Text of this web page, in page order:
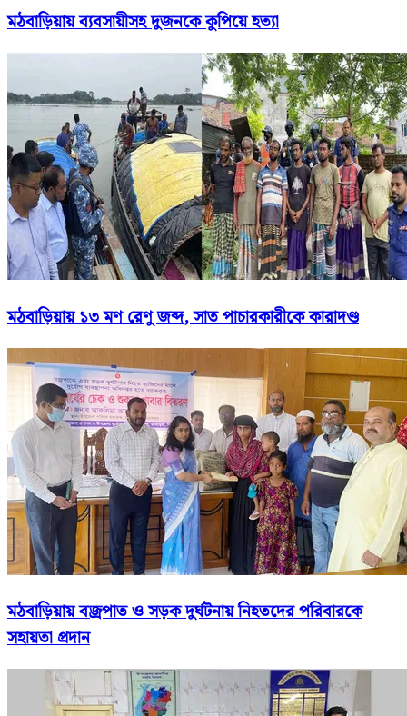
মঠবাড়িয়ায় ব্যবসায়ীসহ দুজনকে কুপিয়ে হত্যা
মঠবাড়িয়ায় ১৩ মণ রেণু জব্দ, সাত পাচারকারীকে কারাদণ্ড
মঠবাড়িয়ায় বজ্রপাত ও সড়ক দুর্ঘটনায় নিহতদের পরিবারকে
সহায়তা প্রদান